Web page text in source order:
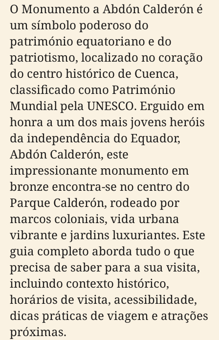
O Monumento a Abdón Calderón é
um símbolo poderoso do
património equatoriano e do
patriotismo, localizado no coração
do centro histórico de Cuenca,
classificado como Património
Mundial pela UNESCO. Erguido em
honra a um dos mais jovens heróis
da independência do Equador,
Abdón Calderón, este
impressionante monumento em
bronze encontra-se no centro do
Parque Calderón, rodeado por
marcos coloniais, vida urbana
vibrante e jardins luxuriantes. Este
guia completo aborda tudo o que
precisa de saber para a sua visita,
incluindo contexto histórico,
horários de visita, acessibilidade,
dicas práticas de viagem e atrações
próximas.